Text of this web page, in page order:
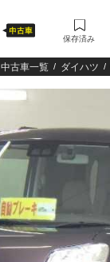
保存済み
中古車一覧 ダイハツ